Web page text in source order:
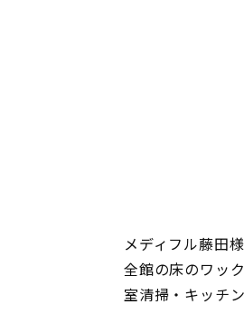
メディフル藤田
全館の床のワッ
室清掃・キッチ